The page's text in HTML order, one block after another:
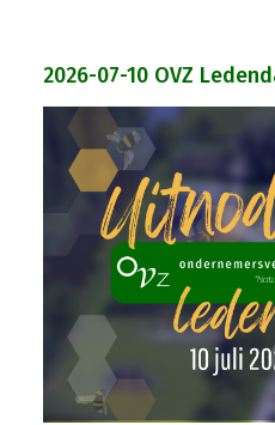
Nieuws
IJshal De Vliet
Geslaagde
Bezoek Aan
2026-07-10 OVZ